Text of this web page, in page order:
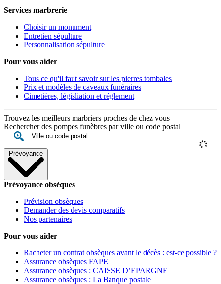
Services marbrerie
Choisir un monument
Entretien sépulture
Personnalisation sépulture
Pour vous aider
Tous ce qu'il faut savoir sur les pierres tombales
Prix et modèles de caveaux funéraires
Cimetières, législiation et réglement
Trouvez les meilleurs marbriers proches de chez vous
Rechercher des pompes funèbres par ville ou code postal
Prévoyance
Prévoyance obsèques
Prévision obsèques
Demander des devis comparatifs
Nos partenaires
Pour vous aider
Racheter un contrat obsèques avant le décès : est-ce possible ?
Assurance obsèques FAPE
Assurance obsèques : CAISSE D’EPARGNE
Assurance obsèques : La Banque postale